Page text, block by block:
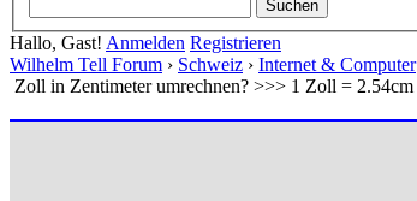
Hallo, Gast! Anmelden Registrieren
Wilhelm Tell Forum › Schweiz › Internet & Computer
Zoll in Zentimeter umrechnen? >>> 1 Zoll = 2.54cm